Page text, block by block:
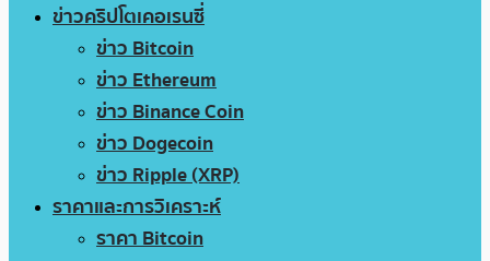
ข่าวคริปโตเคอเรนซี่
ข่าว Bitcoin
ข่าว Ethereum
ข่าว Binance Coin
ข่าว Dogecoin
ข่าว Ripple (XRP)
ราคาและการวิเคราะห์
ราคา Bitcoin